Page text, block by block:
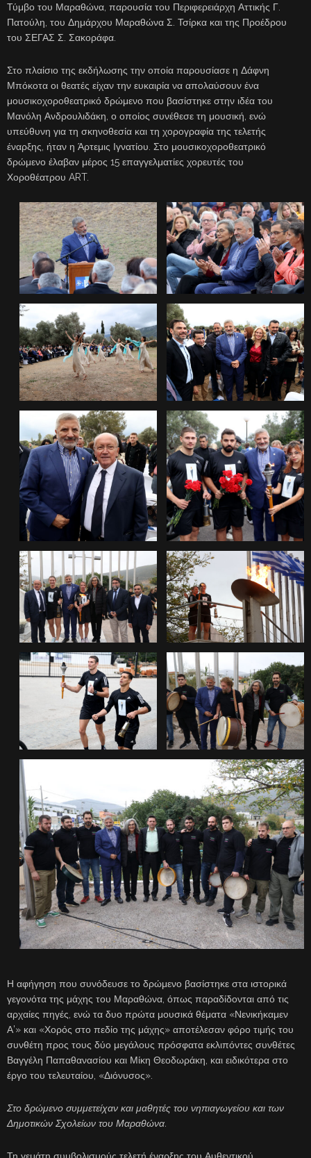
Τύμβο του Μαραθώνα, παρουσία του Περιφερειάρχη Αττικής Γ.
Πατούλη, του Δημάρχου Μαραθώνα Σ. Τσίρκα και της Προέδρου
του ΣΕΓΑΣ Σ. Σακοράφα.
Στο πλαίσιο της εκδήλωσης την οποία παρουσίασε η Δάφνη
Μπόκοτα οι θεατές είχαν την ευκαιρία να απολαύσουν ένα
μουσικοχοροθεατρικό δρώμενο που βασίστηκε στην ιδέα του
Μανόλη Ανδρουλιδάκη, ο οποίος συνέθεσε τη μουσική, ενώ
υπεύθυνη για τη σκηνοθεσία και τη χορογραφία της τελετής
έναρξης, ήταν η Άρτεμις Ιγνατίου. Στο μουσικοχοροθεατρικό
δρώμενο έλαβαν μέρος 15 επαγγελματίες χορευτές του
Χοροθέατρου ART.
Η αφήγηση που συνόδευσε το δρώμενο βασίστηκε στα ιστορικά
γεγονότα της μάχης του Μαραθώνα, όπως παραδίδονται από τις
αρχαίες πηγές, ενώ τα δυο πρώτα μουσικά θέματα «Νενικήκαμεν
Α’» και «Χορός στο πεδίο της μάχης» αποτέλεσαν φόρο τιμής του
συνθέτη προς τους δύο μεγάλους πρόσφατα εκλιπόντες συνθέτες
Βαγγέλη Παπαθανασίου και Μίκη Θεοδωράκη, και ειδικότερα στο
έργο του τελευταίου, «Διόνυσος».
Στο δρώμενο συμμετείχαν και μαθητές του νηπιαγωγείου και των
Δημοτικών Σχολείων του Μαραθώνα.